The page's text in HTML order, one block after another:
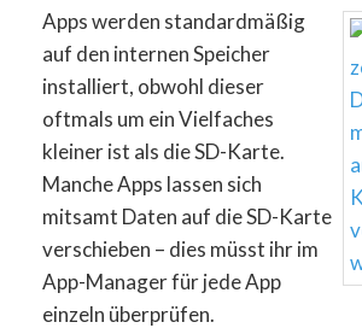
Apps werden standardmäßig
auf den internen Speicher
installiert, obwohl dieser
oftmals um ein Vielfaches
kleiner ist als die SD-Karte.
Manche Apps lassen sich
mitsamt Daten auf die SD-Karte
verschieben – dies müsst ihr im
App-Manager für jede App
einzeln überprüfen.